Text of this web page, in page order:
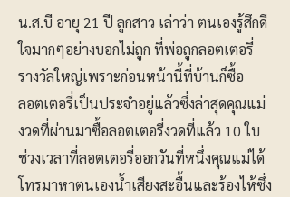
น.ส.บี อายุ 21 ปี ลูกสาว เล่าว่า ตนเองรู้สึกดี
ใจมากๆอย่างบอกไม่ถูก ที่พ่อถูกลอตเตอรี่
รางวัลใหญ่เพราะก่อนหน้านี้ที่บ้านก็ซื้อ
ลอตเตอรี่เป็นประจำอยู่แล้วซึ่งล่าสุดคุณแม่
งวดที่ผ่านมาซื้อลอตเตอรี่งวดที่แล้ว 10 ใบ
ช่วงเวลาที่ลอตเตอรี่ออกวันที่หนึ่งคุณแม่ได้
โทรมาหาตนเองน้ำเสียงสะอื้นและร้องไห้ซึ่ง